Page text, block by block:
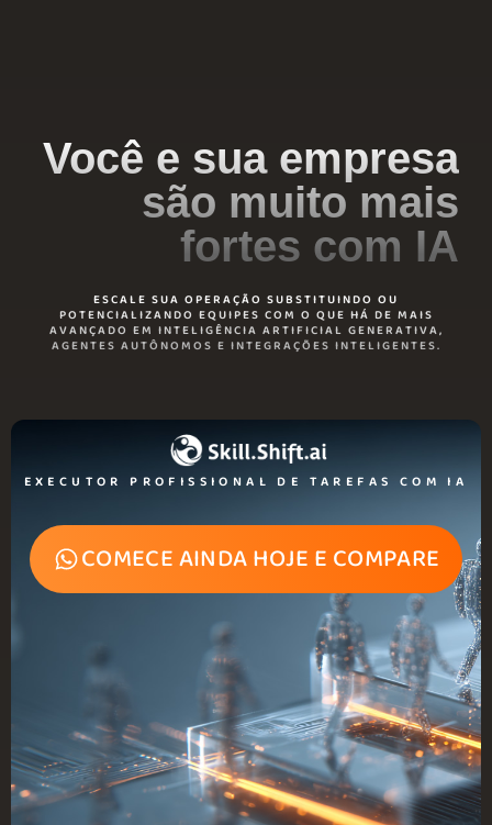
Você e sua empresa
são muito mais
fortes com IA
ESCALE SUA OPERAÇÃO SUBSTITUINDO OU
POTENCIALIZANDO EQUIPES COM O QUE HÁ DE MAIS
AVANÇADO EM INTELIGÊNCIA ARTIFICIAL GENERATIVA,
AGENTES AUTÔNOMOS E INTEGRAÇÕES INTELIGENTES.
EXECUTOR PROFISSIONAL DE TAREFAS COM IA
COMECE AINDA HOJE E COMPARE